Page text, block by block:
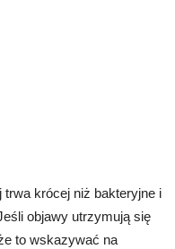
krócej niż bakteryjne i
objawy utrzymują się
to wskazywać na